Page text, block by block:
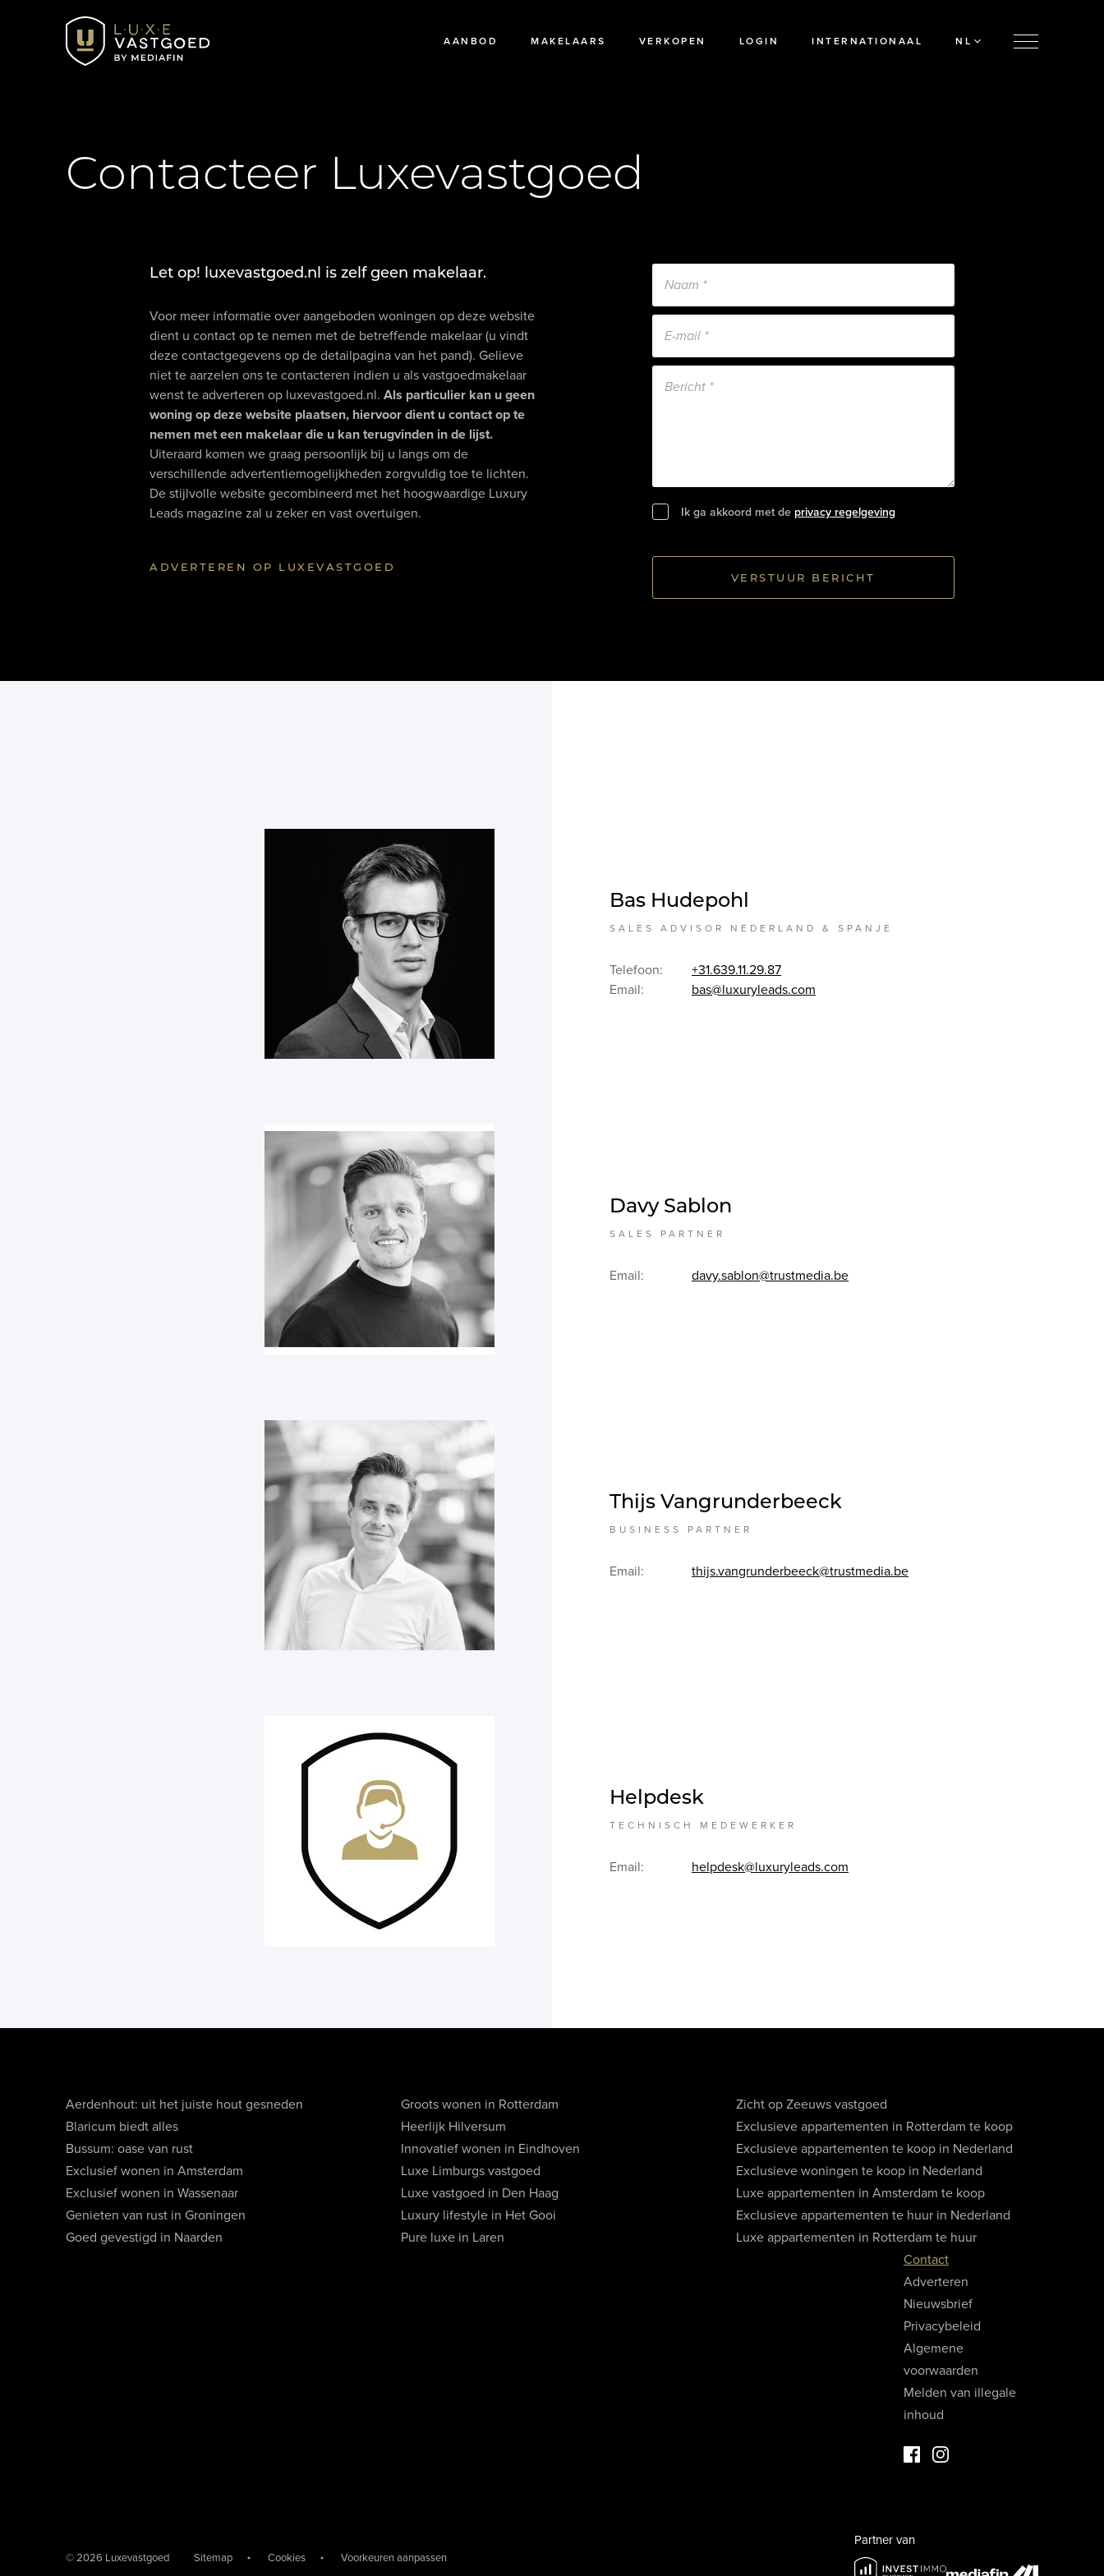
AANBOD MAKELAARS VERKOPEN LOGIN INTERNATIONAAL NL
Contacteer Luxevastgoed
Let op! luxevastgoed.nl is zelf geen makelaar.
Voor meer informatie over aangeboden woningen op deze website
dient u contact op te nemen met de betreffende makelaar (u vindt
deze contactgegevens op de detailpagina van het pand). Gelieve
niet te aarzelen ons te contacteren indien u als vastgoedmakelaar
wenst te adverteren op luxevastgoed.nl.Als particulier kan u geen
woning op deze website plaatsen, hiervoor dient u contact op te
nemen met een makelaar die u kan terugvinden in de lijst.
Uiteraard komen we graag persoonlijk bij u langs om de
verschillende advertentiemogelijkheden zorgvuldig toe te lichten.
De stijlvolle website gecombineerd met het hoogwaardige Luxury
Leads magazine zal u zeker en vast overtuigen.
ADVERTEREN OP LUXEVASTGOED
Ik ga akkoord met de privacy regelgeving
VERSTUUR BERICHT
Bas Hudepohl
SALES ADVISOR NEDERLAND & SPANJE
Telefoon:
+31.639.11.29.87
Email:
bas@luxuryleads.com
Davy Sablon
SALES PARTNER
Email: davy.sablon@trustmedia.be
Thijs Vangrunderbeeck
BUSINESS PARTNER
Email: thijs.vangrunderbeeck@trustmedia.be
Helpdesk
TECHNISCH MEDEWERKER
Email: helpdesk@luxuryleads.com
Aerdenhout: uit het juiste hout gesneden
Blaricum biedt alles
Bussum: oase van rust
Exclusief wonen in Amsterdam
Exclusief wonen in Wassenaar
Genieten van rust in Groningen
Goed gevestigd in Naarden
Groots wonen in Rotterdam
Heerlijk Hilversum
Innovatief wonen in Eindhoven
Luxe Limburgs vastgoed
Luxe vastgoed in Den Haag
Luxury lifestyle in Het Gooi
Pure luxe in Laren
Zicht op Zeeuws vastgoed
Exclusieve appartementen in Rotterdam te koop
Exclusieve appartementen te koop in Nederland
Exclusieve woningen te koop in Nederland
Luxe appartementen in Amsterdam te koop
Exclusieve appartementen te huur in Nederland
Luxe appartementen in Rotterdam te huur
Contact
Adverteren
Nieuwsbrief
Privacybeleid
Algemene
voorwaarden
Melden van illegale
inhoud
Facebook Luxevastgoed
Instagram Luxevastgoed
© 2026 Luxevastgoed Sitemap Cookies Voorkeuren aanpassen
Partner van